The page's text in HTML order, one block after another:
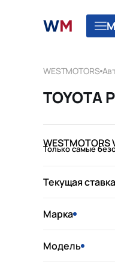
WESTMOTORS
TOYOTA
Только самые
Текущая ставка
Марка
Модель